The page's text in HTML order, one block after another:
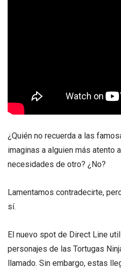
¿Quién no recuerda a las
imaginas a alguien más atento
necesidades de otro? ¿No?
Lamentamos contradecirte,
sí.
El nuevo spot de Direct Line
personajes de las Tortugas
llamado. Sin embargo, estas